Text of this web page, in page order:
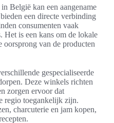
België kan een aangename
een directe verbinding
consumenten vaak
Het is een kans om de lokale
oorsprong van de producten
gespecialiseerde
Deze winkels richten
zorgen ervoor dat
regio toegankelijk zijn.
charcuterie en jam kopen,